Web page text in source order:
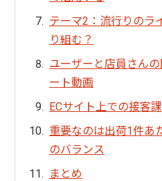
テーマ2：流行りのラ
り組む？
ユーザーと店員さん
ート動画
ECサイト上での接客
重要なのは出荷1件あ
のバランス
まとめ